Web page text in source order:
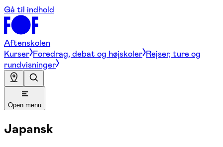
Gå til indhold
Aftenskolen
Kurser Foredrag, debat og højskoler Rejser, ture og
rundvisninger
Open menu
Japansk